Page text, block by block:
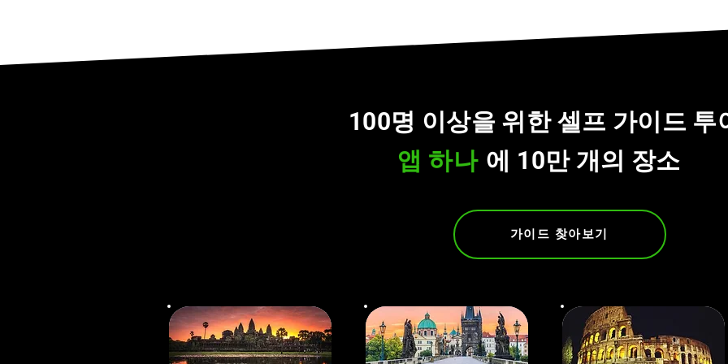
100명 이상을 위한 셀프 가이드 투
앱 하나 에 10만 개의 장소
가이드 찾아보기